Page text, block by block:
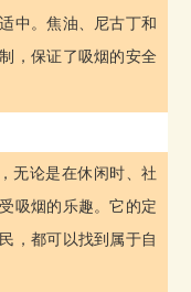
中。焦油、尼古丁和
，保证了吸烟的安全
无论是在休闲时、社
吸烟的乐趣。它的定
，都可以找到属于自